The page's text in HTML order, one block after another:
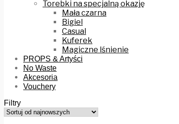
Torebki na specjalną okazję
Mała czarna
Bigiel
Casual
Kuferek
Magiczne lśnienie
PROPS & Artyści
No Waste
Akcesoria
Vouchery
Filtry